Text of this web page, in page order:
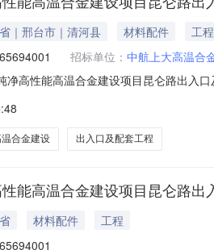
｜邢台市｜清河县 材料配件
工程
招标单位： 中航上大高温合
净高性能高温合金建设项目昆仑路出入
社会信用代码中标单位名称中标价格
合金建设 出入口及配套工程
能高温合金建设项目昆仑路出
材料配件
工程